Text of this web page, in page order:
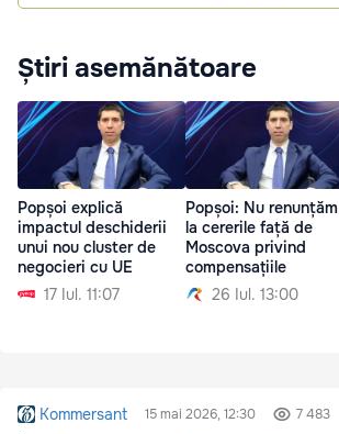
Știri asemănătoare
Popșoi explică
impactul deschiderii
unui nou cluster de
negocieri cu UE
17 Iul. 11:07
Popșoi: Nu renunțăm
la cererile față de
Moscova privind
compensațiile
26 Iul. 13:00
Kommersant 15 mai 2026, 12:30 7 483